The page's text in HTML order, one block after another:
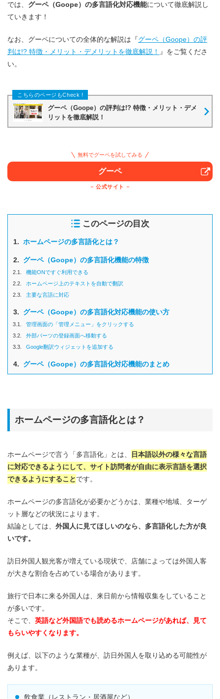
では、 グーペ（Goope）の多言語化対応機能について徹底解説し
ていきます！
なお、グーペについての全体的な解説は『グーペ（Goope）の評
判は!? 特徴・メリット・デメリットを徹底解説！ 』をご覧くださ
い。
グーペ（Goope）の評判は!? 特徴・メリット・デメ
リットを徹底解説！
無料でグーペを試してみる
グーペ
公式サイト
このページの目次
1. ホームページの多言語化とは？
2. グーペ（Goope）の多言語化機能の特徴
2.1.
機能ONですぐ利用できる
2.2.
ホームページ上のテキストを自動で翻訳
2.3.
主要な言語に対応
3. グーペ（Goope）の多言語化対応機能の使い方
3.1.
管理画面の「管理メニュー」をクリックする
3.2.
外部パーツの登録画面へ移動する
3.3.
Google翻訳ウィジェットを追加する
4. グーペ（Goope）の多言語化対応機能のまとめ
ホームページの多言語化とは？
ホームページで言う「多言語化」とは、
日本語以外の様々な言語
に対応できるようにして、サイト訪問者が自由に表示言語を選択
できるようにすることです。
ホームページの多言語化が必要かどうかは、業種や地域、ターゲ
ット層などの状況によります。
結論としては、 外国人に見てほしいのなら、多言語化した方が良
いです。
訪日外国人観光客が増えている現状で、店舗によっては外国人客
が大きな割合を占めている場合があります。
旅行で日本に来る外国人は、来日前から情報収集をしていること
が多いです。
そこで、 英語など外国語でも読めるホームページがあれば、見て
もらいやすくなります。
例えば、以下のような業種が、訪日外国人を取り込める可能性が
あります。
飲食業（レストラン・居酒屋など）